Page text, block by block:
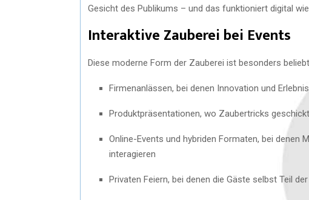
Gesicht des Publikums – und das funktioniert digital wie
Interaktive Zauberei bei Events
Diese moderne Form der Zauberei ist besonders
Firmenanlässen, bei denen Innovation und
Produktpräsentationen, wo Zaubertricks
Online-Events und hybriden Formaten, bei denen
interagieren
Privaten Feiern, bei denen die Gäste selbst Teil